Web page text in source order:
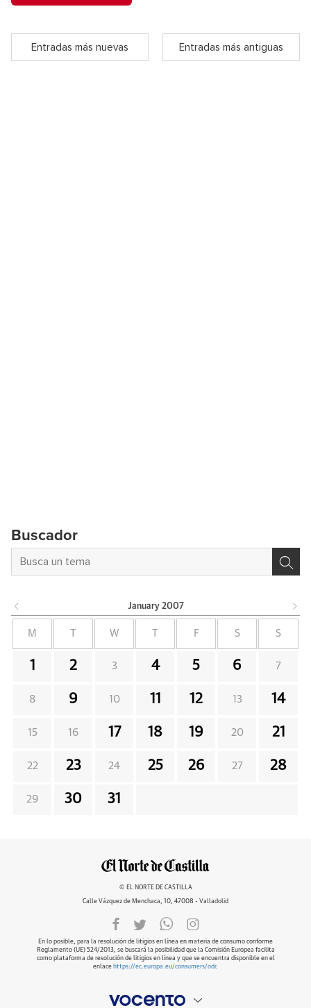
Entradas más nuevas Entradas más antiguas
Buscador
January 2007
M W F S S
1 2 3 4 5 6 7
8 9 10 11 12 13 14
15 16 17 18 19 20 21
22 23 24 25 26 27 28
29 30 31
© EL NORTE DE CASTILLA
Calle Vázquez de Menchaca, 10, 47008 - Valladolid
En lo posible, para la resolución de litigios en línea en materia de consumo conforme
Reglamento (UE) 524/2013, se buscará la posibilidad que la Comisión Europea facilita
como plataforma de resolución de litigios en línea y que se encuentra disponible en el
enlace https://ec.europa.eu/consumers/odr.